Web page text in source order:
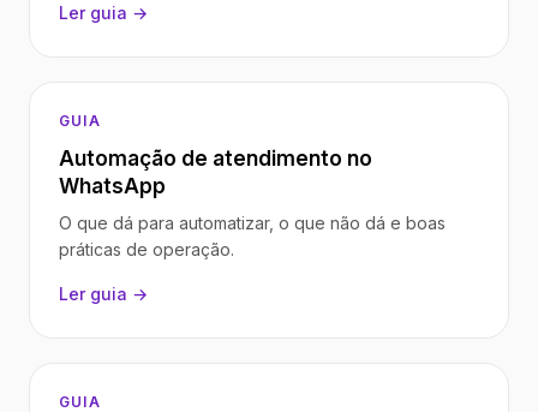
Ler guia →
GUIA
Automação de atendimento no
WhatsApp
O que dá para automatizar, o que não dá e boas
práticas de operação.
Ler guia →
GUIA